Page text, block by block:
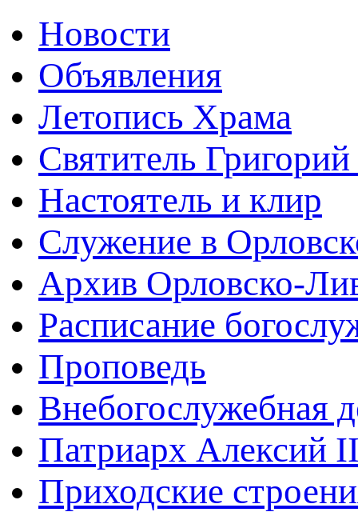
Новости
Объявления
Летопись Храма
Святитель
Настоятель и клир
Служение в
Архив Орловско-
Расписание
Проповедь
Внебогослужебная
Патриарх Алексий
Приходские